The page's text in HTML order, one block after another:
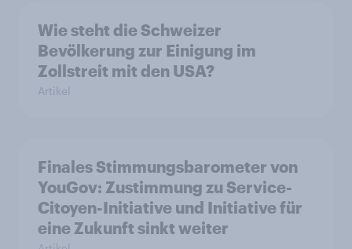
Wie steht die Schweizer
Bevölkerung zur Einigung im
Zollstreit mit den USA?
Artikel
Finales Stimmungsbarometer von
YouGov: Zustimmung zu Service-
Citoyen-Initiative und Initiative für
eine Zukunft sinkt weiter